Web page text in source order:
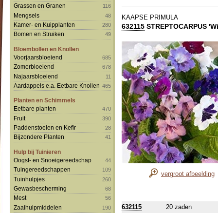
Grassen en Granen 116
Mengsels 48
Kamer- en Kuipplanten 280
Bomen en Struiken 49
Bloembollen en Knollen
Voorjaarsbloeiend
685
Zomerbloeiend 678
Najaarsbloeiend 11
Aardappels e.a. Eetbare Knollen 465
Planten en Schimmels
Eetbare planten
470
Fruit 390
Paddenstoelen en Kefir 28
Bijzondere Planten 41
Hulp bij Tuinieren
Oogst- en Snoeigereedschap
44
Tuingereedschappen 109
Tuinhulpjes 260
Gewasbescherming 68
Mest 56
Zaaihulpmiddelen 190
KAAPSE PRIMULA
632115 STREPTOCARPUS
vergroot afbeelding
632115
20 zaden